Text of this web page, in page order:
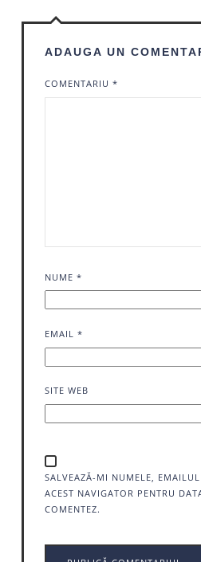
ADAUGA UN
COMENTARIU *
NUME *
EMAIL *
SITE WEB
SALVEAZĂ-MI NUMELE,
ACEST NAVIGATOR PENTRU
COMENTEZ.